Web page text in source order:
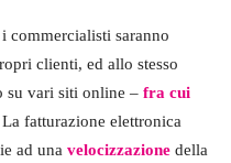
commercialisti saranno
clienti, ed allo stesso
su vari siti online – fra cui
La fatturazione elettronica
ad una velocizzazione della